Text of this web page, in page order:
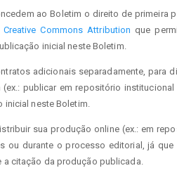
ao Boletim o direito de primeira
Creative Commons Attribution que
inicial neste Boletim.
adicionais separadamente, para
publicar em repositório
inicial neste Boletim.
sua produção online (ex.: em
ou durante o processo editorial, já
a citação da produção publicada.